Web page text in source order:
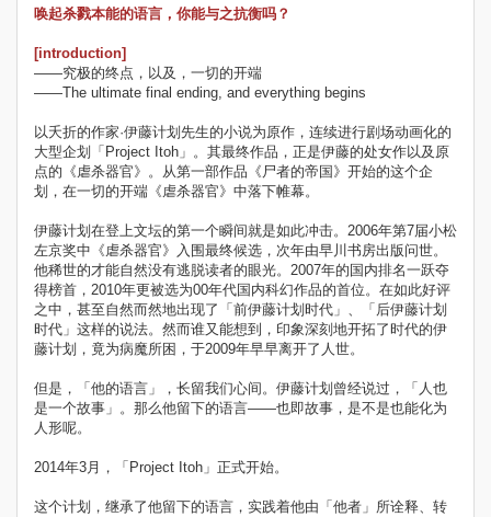
唤起杀戮本能的语言，你能与之抗衡吗？
[introduction]
——究极的终点，以及，一切的开端
——The ultimate final ending, and everything begins
以夭折的作家·伊藤计划先生的小说为原作，连续进行剧场动画化的
大型企划「Project Itoh」。其最终作品，正是伊藤的处女作以及原
点的《虐杀器官》。从第一部作品《尸者的帝国》开始的这个企
划，在一切的开端《虐杀器官》中落下帷幕。
伊藤计划在登上文坛的第一个瞬间就是如此冲击。2006年第7届小松
左京奖中《虐杀器官》入围最终候选，次年由早川书房出版问世。
他稀世的才能自然没有逃脱读者的眼光。2007年的国内排名一跃夺
得榜首，2010年更被选为00年代国内科幻作品的首位。在如此好评
之中，甚至自然而然地出现了「前伊藤计划时代」、「后伊藤计划
时代」这样的说法。然而谁又能想到，印象深刻地开拓了时代的伊
藤计划，竟为病魔所困，于2009年早早离开了人世。
但是，「他的语言」，长留我们心间。伊藤计划曾经说过，「人也
是一个故事」。那么他留下的语言——也即故事，是不是也能化为
人形呢。
2014年3月，「Project Itoh」正式开始。
这个计划，继承了他留下的语言，实践着他由「他者」所诠释、转